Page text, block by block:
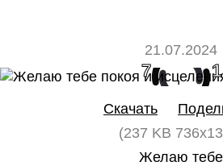
21.07.2024
7 1
Скачать
(237 KB
Желаю тебе